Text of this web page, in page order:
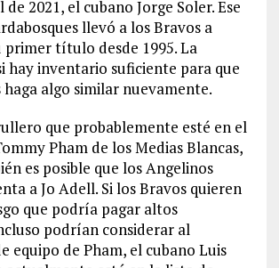
2021, el cubano Jorge Soler. Ese
llevó a los Bravos a
primer título desde 1995. La
hay inventario suficiente para que
algo similar nuevamente.
que probablemente esté en el
Pham de los Medias Blancas,
es posible que los Angelinos
a Jo Adell. Si los Bravos quieren
que podría pagar altos
podrían considerar al
equipo de Pham, el cubano Luis